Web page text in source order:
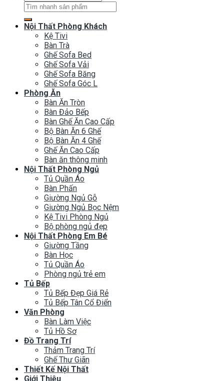
Tìm
kiếm:
Nội Thất Phòng Khách
Kệ Tivi
Bàn Trà
Ghế Sofa Bed
Ghế Sofa Vải
Ghế Sofa Băng
Ghế Sofa Góc L
Phòng Ăn
Bàn Ăn Tròn
Bàn Đảo Bếp
Bàn Ghế Ăn Cao Cấp
Bộ Bàn Ăn 6 Ghế
Bộ Bàn Ăn 4 Ghế
Ghế Ăn Cao Cấp
Bàn ăn thông minh
Nội Thất Phòng Ngủ
Tủ Quần Áo
Bàn Phấn
Giường Ngủ Gỗ
Giường Ngủ Bọc Nệm
Kệ Tivi Phòng Ngủ
Bộ phòng ngủ đẹp
Nội Thất Phòng Em Bé
Giường Tầng
Bàn Học
Tủ Quần Áo
Phòng ngủ trẻ em
Tủ Bếp
Tủ Bếp Đẹp Giá Rẻ
Tủ Bếp Tân Cổ Điển
Văn Phòng
Bàn Làm Việc
Tủ Hồ Sơ
Đồ Trang Trí
Thảm Trang Trí
Ghế Thư Giãn
Thiết Kế Nội Thất
Giới Thiệu